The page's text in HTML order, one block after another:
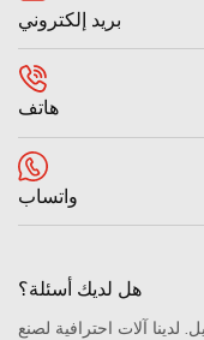
بريد إلكتروني
هاتف
واتساب
هل لديك أسئلة؟
لدينا آلات احترافية لصنع